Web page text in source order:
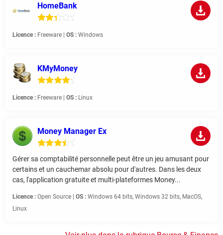
HomeBank
Licence : Freeware | OS : Windows
KMyMoney
Licence : Freeware | OS : Linux
Money Manager Ex
Gérer sa comptabilité personnelle peut être un jeu amusant pour
certains et un cauchemar absolu pour d'autres. Dans les deux
cas, l'application gratuite et multi-plateformes Money...
Licence : Open Source | OS : Windows 64 bits, Windows 32 bits, MacOS,
Linux